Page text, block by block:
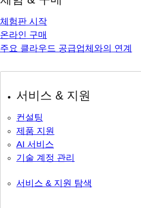
체험판 시작
온라인 구매
주요 클라우드 공급업체와의 연계
서비스 & 지원
컨설팅
제품 지원
AI 서비스
기술 계정 관리
서비스 & 지원 탐색